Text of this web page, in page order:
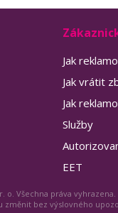
Jak
Jak vrátit
Jak
Služby
EET
o. Všechna práva vyhrazena.
změnit bez výslovného